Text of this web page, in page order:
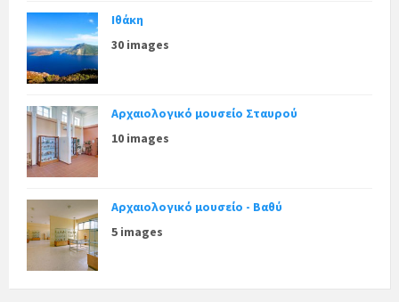
Ιθάκη
30 images
Αρχαιολογικό μουσείο Σταυρού
10 images
Αρχαιολογικό μουσείο - Βαθύ
5 images